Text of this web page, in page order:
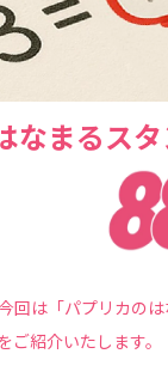
なまるス
回は「パプリカの
ご紹介いたします。